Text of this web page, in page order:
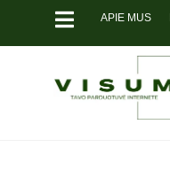
APIE MUS